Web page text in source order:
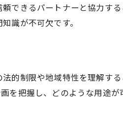
できるパートナーと協力する
識が不可欠です。
的制限や地域特性を理解する
を把握し、どのような用途が